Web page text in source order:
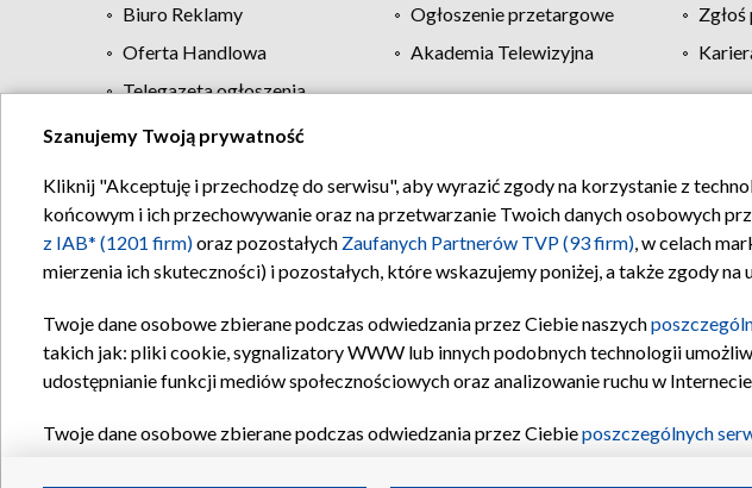
Biuro Reklamy
Ogłoszenie przetargowe
Oferta Handlowa
Akademia Telewizyjna
Telegazeta ogłoszenia
Regulamin TVP Polityka prywatności
Szanujemy Twoją prywatność
Kliknij "Akceptuję i przechodzę do serwisu", aby wyrazić zgody na korzystanie z
końcowym i ich przechowywanie oraz na przetwarzanie Twoich danych osobowych
z IAB* (1201 firm)oraz pozostałych Zaufanych Partnerów TVP (93 firm), w celach
mierzenia ich skuteczności) i pozostałych, które wskazujemy poniżej, a także zgody
Twoje dane osobowe zbierane podczas odwiedzania przez Ciebie naszych
takich jak: pliki cookie, sygnalizatory WWW lub innych podobnych technologii
udostępnianie funkcji mediów społecznościowych oraz analizowanie ruchu w
Twoje dane osobowe zbierane podczas odwiedzania przez Ciebieposzczególnych